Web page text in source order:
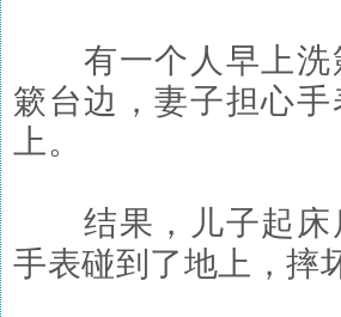
有一个人早上洗
簌台边，妻子担心
上。
结果，儿子起床
手表碰到了地上，摔